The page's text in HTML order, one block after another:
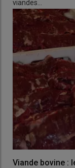
viandes…
Viande bovine :